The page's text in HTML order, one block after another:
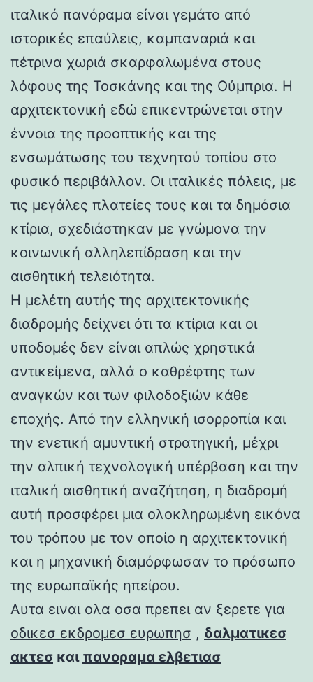
ιταλικό πανόραμα είναι γεμάτο από
ιστορικές επαύλεις, καμπαναριά και
πέτρινα χωριά σκαρφαλωμένα στους
λόφους της Τοσκάνης και της Ούμπρια. Η
αρχιτεκτονική εδώ επικεντρώνεται στην
έννοια της προοπτικής και της
ενσωμάτωσης του τεχνητού τοπίου στο
φυσικό περιβάλλον. Οι ιταλικές πόλεις, με
τις μεγάλες πλατείες τους και τα δημόσια
κτίρια, σχεδιάστηκαν με γνώμονα την
κοινωνική αλληλεπίδραση και την
αισθητική τελειότητα.
Η μελέτη αυτής της αρχιτεκτονικής
διαδρομής δείχνει ότι τα κτίρια και οι
υποδομές δεν είναι απλώς χρηστικά
αντικείμενα, αλλά ο καθρέφτης των
αναγκών και των φιλοδοξιών κάθε
εποχής. Από την ελληνική ισορροπία και
την ενετική αμυντική στρατηγική, μέχρι
την αλπική τεχνολογική υπέρβαση και την
ιταλική αισθητική αναζήτηση, η διαδρομή
αυτή προσφέρει μια ολοκληρωμένη εικόνα
του τρόπου με τον οποίο η αρχιτεκτονική
και η μηχανική διαμόρφωσαν το πρόσωπο
της ευρωπαϊκής ηπείρου.
Αυτα ειναι ολα οσα πρεπει αν ξερετε για
οδικεσ εκδρομεσ ευρωπησ , δαλματικεσ
ακτεσ και πανοραμα ελβετιασ